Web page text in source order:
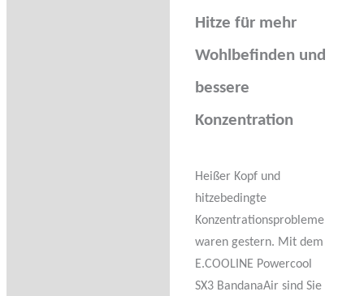
Hitze für mehr
Wohlbefinden und
bessere
Konzentration
Heißer Kopf und
hitzebedingte
Konzentrationsprobleme
waren gestern. Mit dem
E.COOLINE Powercool
SX3 BandanaAir sind Sie